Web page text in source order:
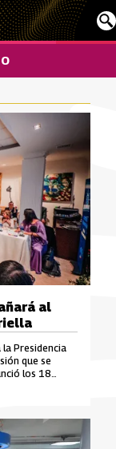
la Presidencia
que se
los 18
2026-
al